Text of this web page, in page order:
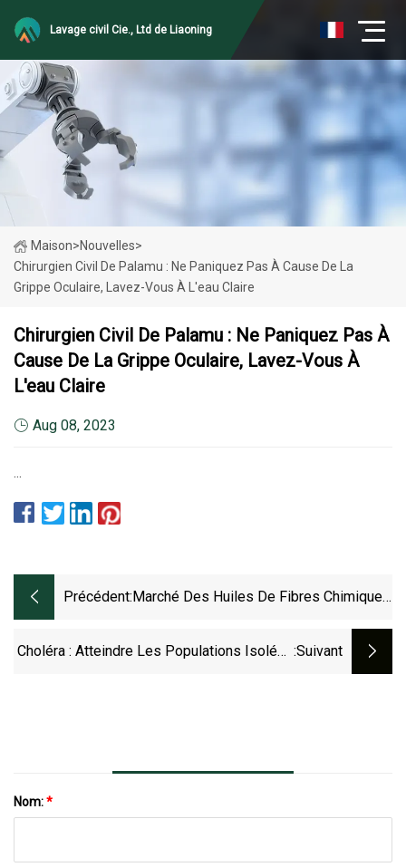
Lavage civil Cie., Ltd de Liaoning
Maison>Nouvelles>
Chirurgien Civil De Palamu : Ne Paniquez Pas À Cause De La
Grippe Oculaire, Lavez-Vous À L'eau Claire
Chirurgien Civil De Palamu : Ne Paniquez Pas À
Cause De La Grippe Oculaire, Lavez-Vous À
L'eau Claire
Aug 08, 2023
...
Précédent: Marché Des Huiles De Fibres Chimiques
Choléra : Atteindre Les Populations Isolées :suivant
Nom:*